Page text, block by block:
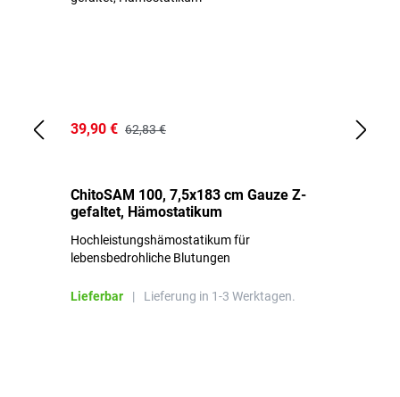
39,90 € 62,83 €
ChitoSAM 100, 7,5x183 cm Gauze Z-
gefaltet, Hämostatikum
Hochleistungshämostatikum für
lebensbedrohliche Blutungen
Lieferbar | Lieferung in 1-3 Werktagen.